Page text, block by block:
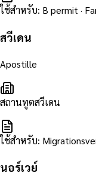
ใช้สำหรับ: B permit ·
สวีเดน
Apostille
สถานทูตสวีเดน
ใช้สำหรับ:
นอร์เวย์